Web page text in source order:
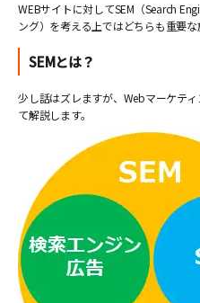
WEBサイトに対してSEM（Search
ング）を考える上ではどちらも重要な
SEMとは？
少し話はズレますが、Webマーケテ
て解説します。